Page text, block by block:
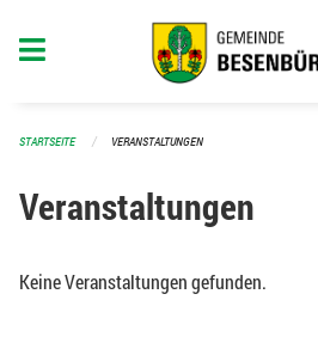
STARTSEITE VERANSTALTUNGEN
Veranstaltungen
Keine Veranstaltungen gefunden.